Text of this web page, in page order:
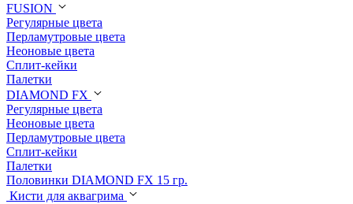
FUSION
Регулярные цвета
Перламутровые цвета
Неоновые цвета
Сплит-кейки
Палетки
DIAMOND FX
Регулярные цвета
Неоновые цвета
Перламутровые цвета
Сплит-кейки
Палетки
Половинки DIAMOND FX 15 гр.
Кисти для аквагрима